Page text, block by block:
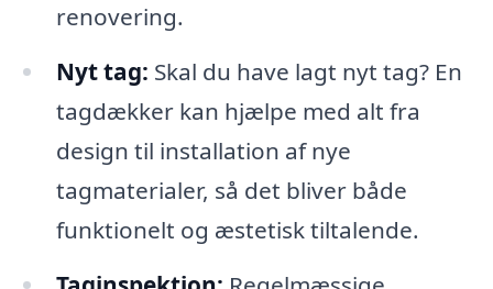
renovering.
Nyt tag: Skal du have lagt nyt tag? En
tagdækker kan hjælpe med alt fra
design til installation af nye
tagmaterialer, så det bliver både
funktionelt og æstetisk tiltalende.